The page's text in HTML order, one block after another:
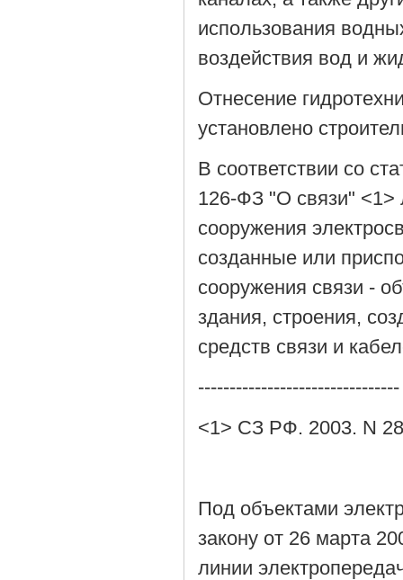
использования
воздействия вод и
Отнесение
установлено
В соответствии со
126-ФЗ "О связи" <1>
сооружения
созданные или
сооружения связи -
здания, строения,
средств связи и
--------------------------------
<1> СЗ РФ. 2003. N
Под объектами
закону от 26 марта
линии